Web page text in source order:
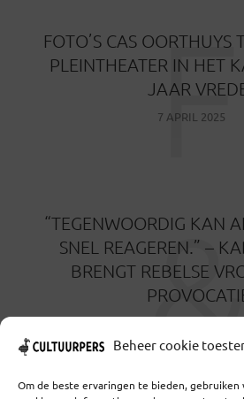
Beheer cookie
Om de beste ervaringen te bieden, gebruiken
FOTO’S CAS OORTHUYS
PLEINTHEATER IN HET
JAAR
7 APRIL 2025
F
“TEGENWOORDIG KAN
SNEL REAGEREN.” –
BRENGT REBELSE